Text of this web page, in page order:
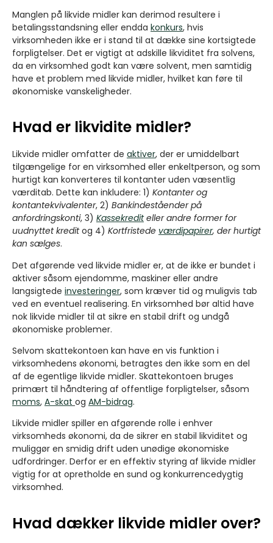
Manglen på likvide midler kan derimod resultere i
betalingsstandsning eller endda konkurs, hvis
virksomheden ikke er i stand til at dække sine kortsigtede
forpligtelser. Det er vigtigt at adskille likviditet fra solvens,
da en virksomhed godt kan være solvent, men samtidig
have et problem med likvide midler, hvilket kan føre til
økonomiske vanskeligheder.
Hvad er likvidite midler?
Likvide midler omfatter de aktiver, der er umiddelbart
tilgængelige for en virksomhed eller enkeltperson, og som
hurtigt kan konverteres til kontanter uden væsentlig
værditab. Dette kan inkludere: 1) Kontanter og
kontantekvivalenter, 2) Bankindeståender på
anfordringskonti, 3) Kassekrediteller andre former for
uudnyttet kreditog 4) Kortfristede værdipapirer, der hurtigt
kan sælges.
Det afgørende ved likvide midler er, at de ikke er bundet i
aktiver såsom ejendomme, maskiner eller andre
langsigtede investeringer, som kræver tid og muligvis tab
ved en eventuel realisering. En virksomhed bør altid have
nok likvide midler til at sikre en stabil drift og undgå
økonomiske problemer.
Selvom skattekontoen kan have en vis funktion i
virksomhedens økonomi, betragtes den ikke som en del
af de egentlige likvide midler. Skattekontoen bruges
primært til håndtering af offentlige forpligtelser, såsom
moms, A-skat og AM-bidrag.
Likvide midler spiller en afgørende rolle i enhver
virksomheds økonomi, da de sikrer en stabil likviditet og
muliggør en smidig drift uden unødige økonomiske
udfordringer. Derfor er en effektiv styring af likvide midler
vigtig for at opretholde en sund og konkurrencedygtig
virksomhed.
Hvad dækker likvide midler over?